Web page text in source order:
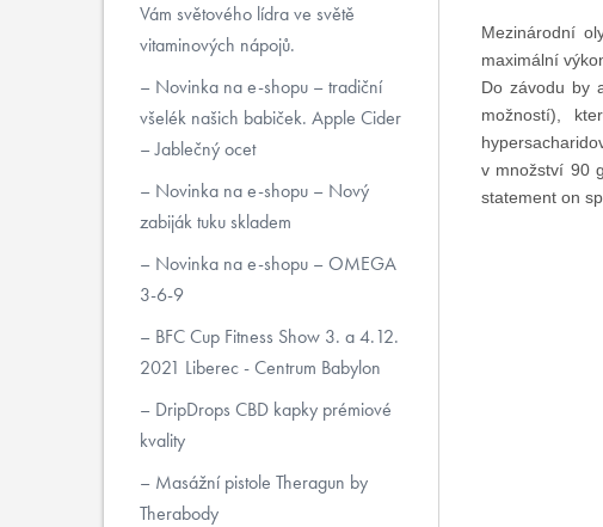
Mezinárodní
maximální
Do závodu by
možností),
v množství 90
statement on
Vám světového lídra ve světě
vitaminových nápojů.
Novinka na e-shopu – tradiční
všelék našich babiček. Apple Cider
– Jablečný ocet
Novinka na e-shopu – Nový
zabiják tuku skladem
Novinka na e-shopu – OMEGA
3-6-9
BFC Cup Fitness Show 3. a 4.12.
2021 Liberec - Centrum Babylon
DripDrops CBD kapky prémiové
kvality
Masážní pistole Theragun by
Therabody